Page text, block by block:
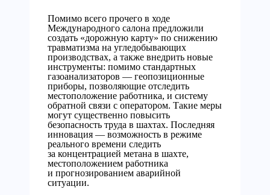
Помимо всего прочего в ходе
Международного салона предложили
создать «дорожную карту» по снижению
травматизма на угледобывающих
производствах, а также внедрить новые
инструменты: помимо стандартных
газоанализаторов — геопозиционные
приборы, позволяющие отследить
местоположение работника, и систему
обратной связи с оператором. Такие меры
могут существенно повысить
безопасность труда в шахтах. Последняя
инновация — возможность в режиме
реального времени следить
за концентрацией метана в шахте,
местоположением работника
и прогнозированием аварийной
ситуации.